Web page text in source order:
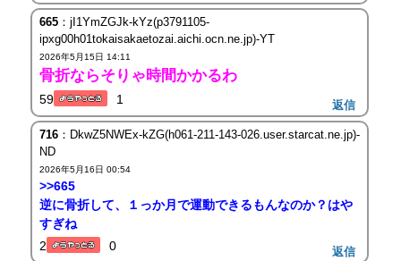
665：jI1YmZGJk-kYz(p3791105-
ipxg00h01tokaisakaetozai.aichi.ocn.ne.jp)-YT
2026年5月15日 14:11
骨折ならそりゃ時間かかるわ
59 1 返信
716：DkwZ5NWEx-kZG(h061-211-143-026.user.starcat.ne.jp)-
ND
2026年5月16日 00:54
>>665
逆に骨折して、１っか月で運動できるもんなのか？はや
すぎね
2
0 返信